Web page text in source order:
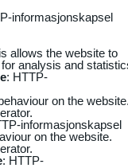
informasjonskapsel
allows the website to
analysis and
: HTTP-
on the
informasjonskapsel
on the website.
: HTTP-